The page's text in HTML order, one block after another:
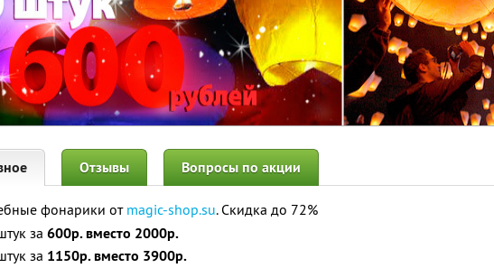
Отзывы Вопросы по акции
фонарики от magic-shop.su. Скидка до 72%
за 600р. вместо 2000р.
за 1150р. вместо 3900р.